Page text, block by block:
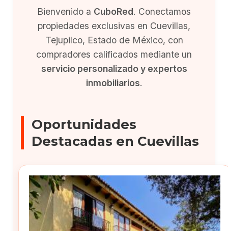
Bienvenido a CuboRed. Conectamos
propiedades exclusivas en Cuevillas,
Tejupilco, Estado de México, con
compradores calificados mediante un
servicio personalizado y expertos
inmobiliarios.
Oportunidades
Destacadas en Cuevillas